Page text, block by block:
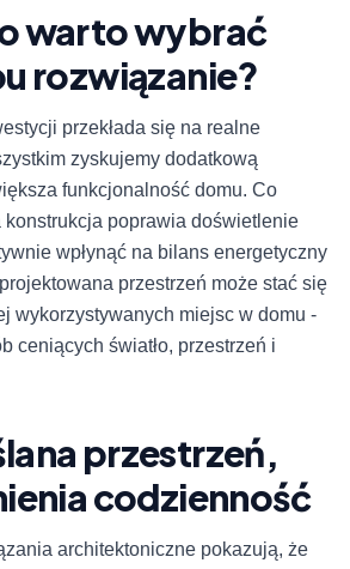
warto wybrać
rozwiązanie?
przekłada się na realne
zyskujemy dodatkową
funkcjonalność domu. Co
poprawia doświetlenie
wpłynąć na bilans energetyczny
przestrzeń może stać się
wykorzystywanych miejsc w domu -
ceniących światło, przestrzeń i
przestrzeń,
codzienność
architektoniczne pokazują, że